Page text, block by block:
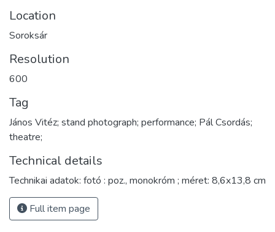
Location
Soroksár
Resolution
600
Tag
János Vitéz; stand photograph; performance; Pál Csordás;
Technical details
Technikai adatok: fotó : poz., monokróm ; méret: 8,6x13,8 cm
Full item page